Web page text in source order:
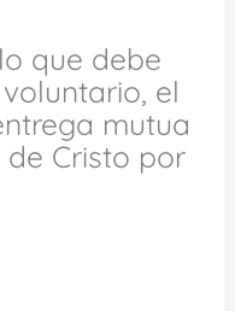
que debe
el
mutua
Cristo por